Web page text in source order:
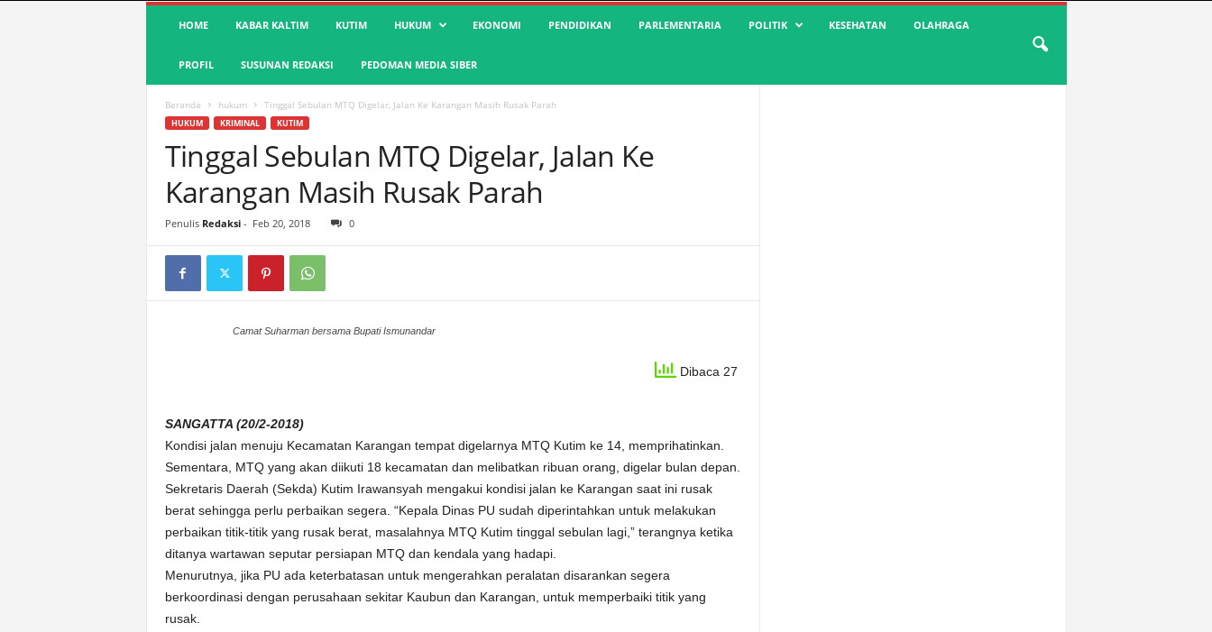
S
a
HOME KABAR KALTIM KUTIM HUKUM EKONOMI PENDIDIKAN PARLEMENTARIA POLITIK KESEHATAN OLAHRAGA
PROFIL SUSUNAN REDAKSI PEDOMAN MEDIA SIBER
Beranda hukum Tinggal Sebulan MTQ Digelar, Jalan Ke Karangan Masih Rusak Parah
HUKUM KRIMINAL KUTIM
Tinggal Sebulan MTQ Digelar, Jalan Ke
Karangan Masih Rusak Parah
Penulis Redaksi- Feb 20, 2018 0
Camat Suharman bersama Bupati Ismunandar
Dibaca 27
SANGATTA (20/2-2018)
Kondisi jalan menuju Kecamatan Karangan tempat digelarnya MTQ Kutim ke 14, memprihatinkan.
Sementara, MTQ yang akan diikuti 18 kecamatan dan melibatkan ribuan orang, digelar bulan depan.
Sekretaris Daerah (Sekda) Kutim Irawansyah mengakui kondisi jalan ke Karangan saat ini rusak
berat sehingga perlu perbaikan segera. “Kepala Dinas PU sudah diperintahkan untuk melakukan
perbaikan titik-titik yang rusak berat, masalahnya MTQ Kutim tinggal sebulan lagi,” terangnya ketika
ditanya wartawan seputar persiapan MTQ dan kendala yang hadapi.
Menurutnya, jika PU ada keterbatasan untuk mengerahkan peralatan disarankan segera
berkoordinasi dengan perusahaan sekitar Kaubun dan Karangan, untuk memperbaiki titik yang
rusak.